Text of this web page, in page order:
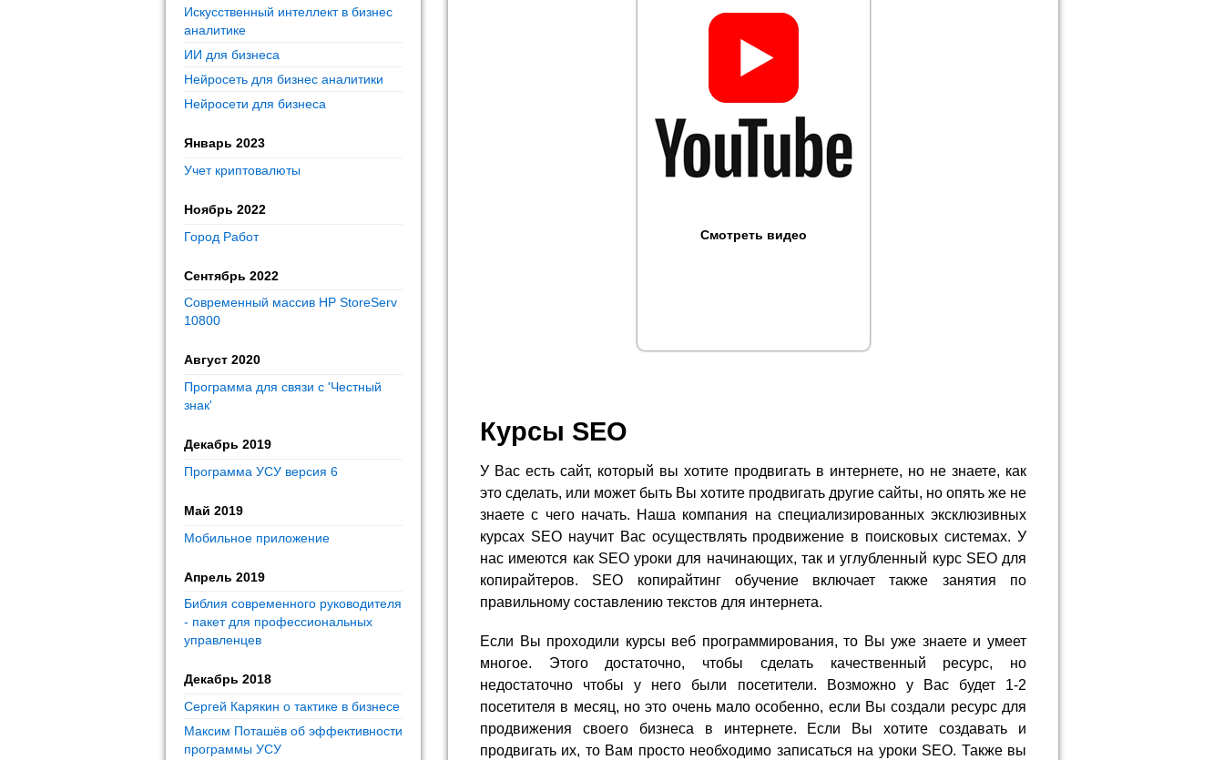
Смотреть видео
Курсы SEO
У Вас есть сайт, который вы хотите продвигать в интернете, но не знаете, как
это сделать, или может быть Вы хотите продвигать другие сайты, но опять же не
знаете с чего начать. Наша компания на специализированных эксклюзивных
курсах SEO научит Вас осуществлять продвижение в поисковых системах. У
нас имеются как SEO уроки для начинающих, так и углубленный курс SEO для
копирайтеров. SEO копирайтинг обучение включает также занятия по
правильному составлению текстов для интернета.
Если Вы проходили курсы веб программирования, то Вы уже знаете и умеет
многое. Этого достаточно, чтобы сделать качественный ресурс, но
недостаточно чтобы у него были посетители. Возможно у Вас будет 1-2
посетителя в месяц, но это очень мало особенно, если Вы создали ресурс для
продвижения своего бизнеса в интернете. Если Вы хотите создавать и
продвигать их, то Вам просто необходимо записаться на уроки SEO. Также вы
Искусственный интеллект в бизнес
аналитике
ИИ для бизнеса
Нейросеть для бизнес аналитики
Нейросети для бизнеса
Январь 2023
Учет криптовалюты
Ноябрь 2022
Город Работ
Сентябрь 2022
Современный массив HP StoreServ
10800
Август 2020
Программа для связи с 'Честный
знак'
Декабрь 2019
Программа УСУ версия 6
Май 2019
Мобильное приложение
Апрель 2019
Библия современного руководителя
- пакет для профессиональных
управленцев
Декабрь 2018
Сергей Карякин о тактике в бизнесе
Максим Поташёв об эффективности
программы УСУ